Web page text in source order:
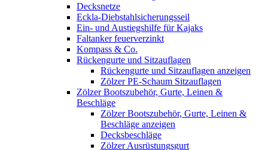
Decksnetze
Eckla-Diebstahlsicherungsseil
Ein- und Austiegshilfe für Kajaks
Faltanker feuerverzinkt
Kompass & Co.
Rückengurte und Sitzauflagen
Rückengurte und Sitzauflagen anzeigen
Zölzer PE-Schaum Sitzauflagen
Zölzer Bootszubehör, Gurte, Leinen &
Beschläge
Zölzer Bootszubehör, Gurte, Leinen &
Beschläge anzeigen
Decksbeschläge
Zölzer Ausrüstungsgurt